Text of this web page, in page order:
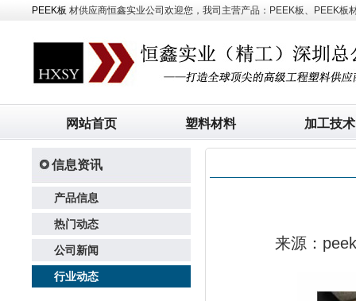
PEEK板 材供应商恒鑫实业公司欢迎您，我司主营产品：PEEK板、PEEK板
网站首页 塑料材料 加工技术
信息资讯
产品信息
热门动态
公司新闻
行业动态
来源：